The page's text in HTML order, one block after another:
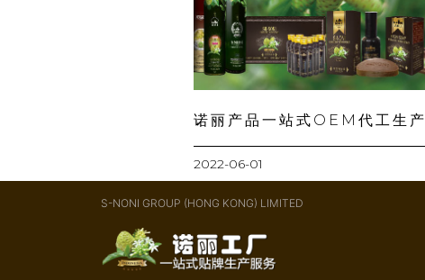
诺丽产品一站式OEM代工生产
2022-06-01
S-NONI GROUP (HONG KONG) LIMITED